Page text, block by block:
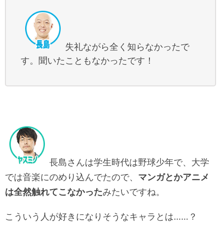
失礼ながら全く知らなかったで
す。聞いたこともなかったです！
長島さんは学生時代は野球少年で、大学
では音楽にのめり込んでたので、 マンガとかアニメ
は全然触れてこなかったみたいですね。
こういう人が好きになりそうなキャラとは……？